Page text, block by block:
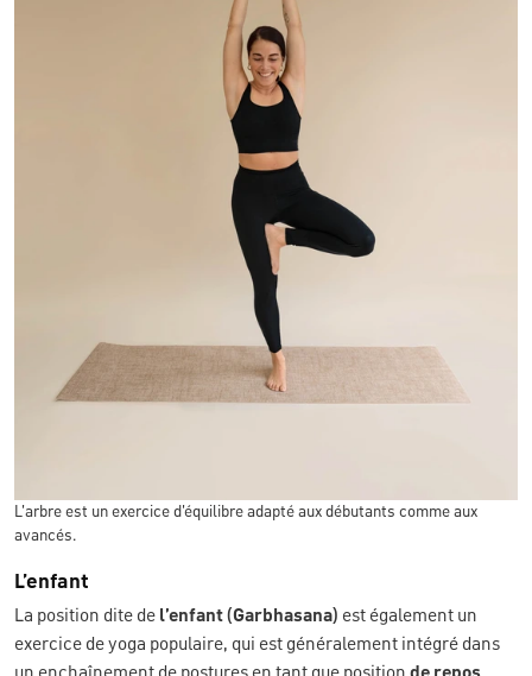
L'arbre est un exercice d'équilibre adapté aux débutants comme aux
avancés.
L’enfant
La position dite de l’enfant (Garbhasana) est également un
exercice de yoga populaire, qui est généralement intégré dans